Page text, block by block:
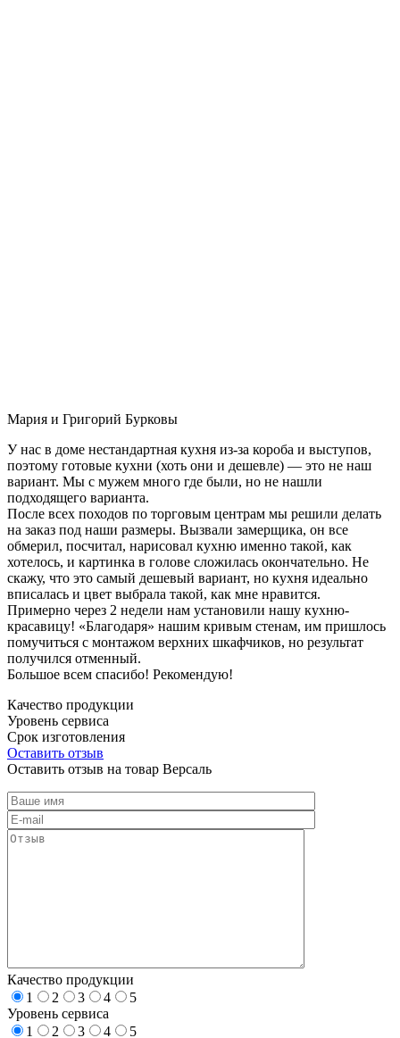
Мария и Григорий Бурковы
У нас в доме нестандартная кухня из-за короба и выступов,
поэтому готовые кухни (хоть они и дешевле) — это не наш
вариант. Мы с мужем много где были, но не нашли
подходящего варианта.
После всех походов по торговым центрам мы решили делать
на заказ под наши размеры. Вызвали замерщика, он все
обмерил, посчитал, нарисовал кухню именно такой, как
хотелось, и картинка в голове сложилась окончательно. Не
скажу, что это самый дешевый вариант, но кухня идеально
вписалась и цвет выбрала такой, как мне нравится.
Примерно через 2 недели нам установили нашу кухню-
красавицу! «Благодаря» нашим кривым стенам, им пришлось
помучиться с монтажом верхних шкафчиков, но результат
получился отменный.
Большое всем спасибо! Рекомендую!
Качество продукции
Уровень сервиса
Срок изготовления
Оставить отзыв
Оставить отзыв на товар Версаль
Качество продукции
1
2 3 4
5
Уровень сервиса
1
2 3 4 5